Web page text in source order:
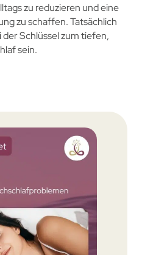
zu reduzieren und eine
zu schaffen. Tatsächlich
Schlüssel zum tiefen,
sein.